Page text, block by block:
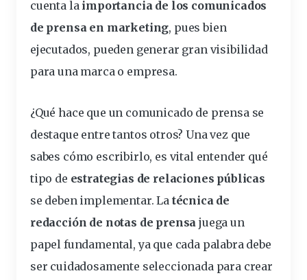
cuenta la importancia de los comunicados
de prensa en marketing, pues bien
ejecutados, pueden generar gran visibilidad
para una marca o empresa.
¿Qué hace que un comunicado de prensa se
destaque entre tantos otros? Una vez que
sabes cómo escribirlo, es vital entender qué
tipo de estrategias de relaciones públicas
se deben implementar. La técnica de
redacción de notas de prensa juega un
papel fundamental, ya que cada palabra debe
ser cuidadosamente seleccionada para crear